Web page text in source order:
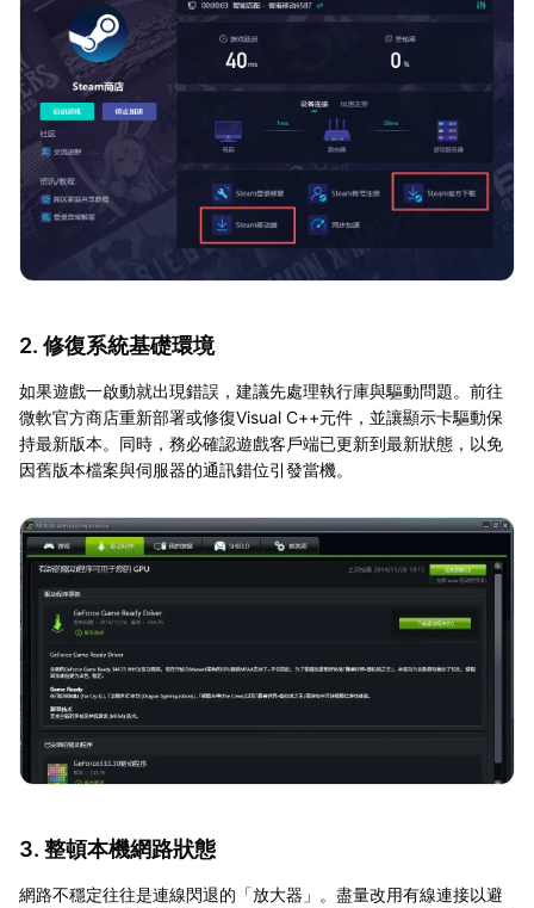
2. 修復系統基礎環境
如果遊戲一啟動就出現錯誤，建議先處理執行庫與驅動問題。前往
微軟官方商店重新部署或修復Visual C++元件，並讓顯示卡驅動保
持最新版本。同時，務必確認遊戲客戶端已更新到最新狀態，以免
因舊版本檔案與伺服器的通訊錯位引發當機。
3. 整頓本機網路狀態
網路不穩定往往是連線閃退的「放大器」。盡量改用有線連接以避